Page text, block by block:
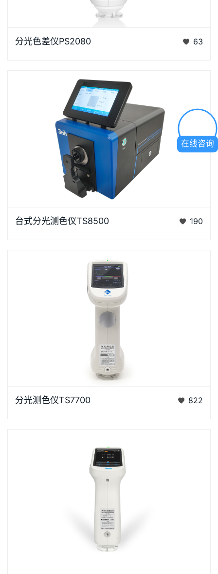
系列的昵称，“胖妞&rdq…
分光色差仪PS2080 63
研发的分光测色仪，采用双阵列CMOS图像感应器具有
台式分光测色仪TS8500 190
仪是3nh公司花费3年时间、精心设计的、完…
分光测色仪TS7700 822
在线咨询